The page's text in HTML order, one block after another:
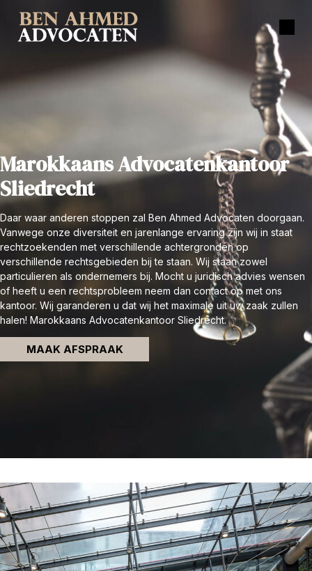
Marokkaans Advocatenkantoor
Sliedrecht
Daar waar anderen stoppen zal Ben Ahmed Advocaten doorgaan.
Vanwege onze diversiteit en jarenlange ervaring zijn wij in staat
rechtzoekenden met verschillende achtergronden op
verschillende rechtsgebieden bij te staan. Wij staan zowel
particulieren als ondernemers bij. Mocht u juridisch advies wensen
of heeft u een rechtsprobleem neem dan contact op met ons
kantoor. Wij garanderen u dat wij het maximale uit uw zaak zullen
halen! Marokkaans Advocatenkantoor Sliedrecht.
MAAK AFSPRAAK